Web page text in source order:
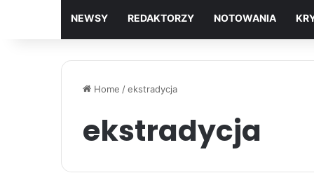
NEWSY REDAKTORZY NOTOWANIA
Home /ekstradycja
ekstradycja